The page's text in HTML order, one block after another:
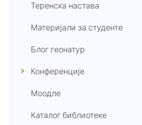
Теренска настава
Материјали за студенте
Блог геонатур
Конференције
Моодле
Каталог библиотеке